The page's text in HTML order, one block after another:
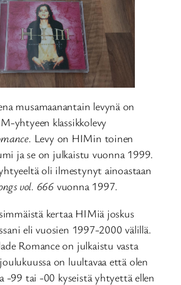
musamaanantain levynä on
yhtyeen klassikkolevy
. Levy on HIMin toinen
ja se on julkaistu vuonna 1999.
oli ilmestynyt ainoastaan
vol. 666 vuonna 1997.
kertaa HIMiä joskus
eli vuosien 1997-2000 välillä.
Romance on julkaistu vasta
on luultavaa että olen
-99 tai -00 kyseistä yhtyettä ellen